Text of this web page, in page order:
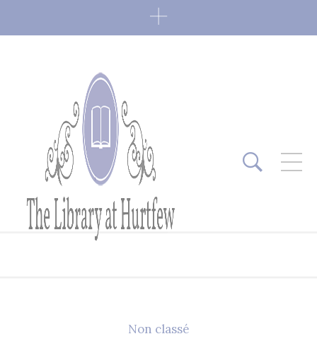
Fin de série 2022
7 janvier 2022 0 Comments
Lectures 2022
6 janvier 2022 0 Comments
Lectures 2021
2 Comments
Non classé